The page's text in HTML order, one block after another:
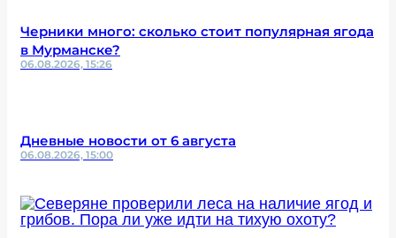
Черники много: сколько стоит популярная ягода
в Мурманске?
06.08.2026, 15:26
Дневные новости от 6 августа
06.08.2026, 15:00